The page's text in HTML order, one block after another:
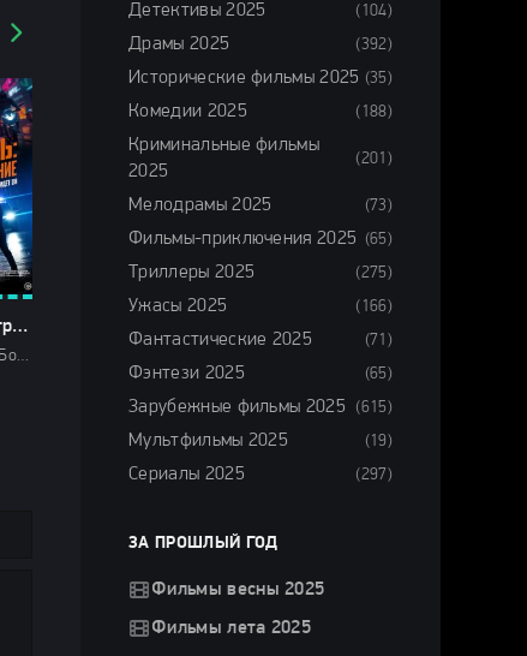
Мститель: Игра на выживание (2025)
Фильмы 2025 / Боевики 2025 / Детективы 2025 / Комедии 2025 / Криминальные фильмы 2025 / Зарубежные фильмы 2025 / Фильмы весны 2025 / Новинки кино 2025 / Последние фильмы 2025 / Смотреть фильмы онлайн
Детективы 2025 (104)
Драмы 2025 (392)
Исторические фильмы 2025 (35)
Комедии 2025 (188)
Криминальные фильмы
2025
(201)
Мелодрамы 2025 (73)
Фильмы-приключения 2025 (65)
Триллеры 2025 (275)
Ужасы 2025 (166)
Фантастические 2025 (71)
Фэнтези 2025 (65)
Зарубежные фильмы 2025 (615)
Мультфильмы 2025 (19)
Сериалы 2025 (297)
ЗА ПРОШЛЫЙ ГОД
Фильмы весны 2025
Фильмы лета 2025